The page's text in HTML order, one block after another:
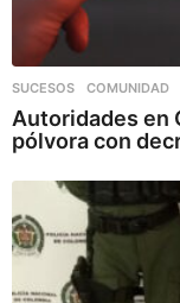
SUCESOS ,COMUNIDAD
Autoridades en
pólvora con